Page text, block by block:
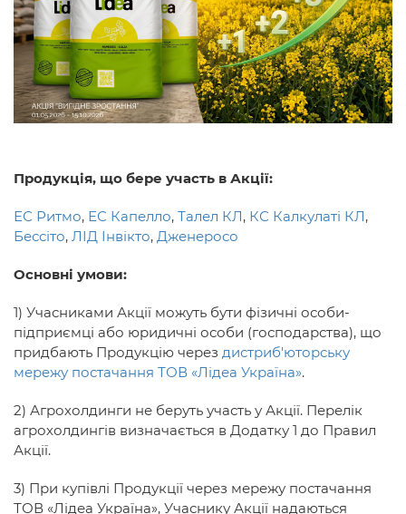
Продукція, що бере участь в Акції:
ЕС Ритмо, ЕС Капелло, Талел КЛ, КС Калкулаті КЛ,
Бессіто, ЛІД Інвікто, Дженеросо
Основні умови:
1) Учасниками Акції можуть бути фізичні особи-
підприємці або юридичні особи (господарства), що
придбають Продукцію через дистриб'юторську
мережу постачання ТОВ «Лідеа Україна».
2) Агрохолдинги не беруть участь у Акції. Перелік
агрохолдингів визначається в Додатку 1 до Правил
Акції.
3) При купівлі Продукції через мережу постачання
ТОВ «Лідеа Україна», Учаснику Акції надаються